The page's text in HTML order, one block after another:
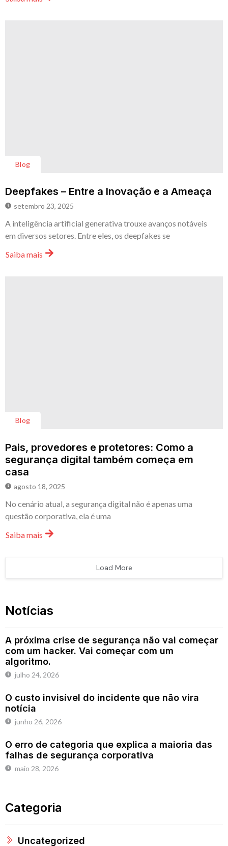
Blog
Deepfakes – Entre a Inovação e a Ameaça
setembro 23, 2025
A inteligência artificial generativa trouxe avanços notáveis
em diversos setores. Entre eles, os deepfakes se
Saiba mais
Blog
Pais, provedores e protetores: Como a
segurança digital também começa em
casa
agosto 18, 2025
No cenário atual, a segurança digital não é apenas uma
questão corporativa, ela é uma
Saiba mais
Load More
Notícias
A próxima crise de segurança não vai começar
com um hacker. Vai começar com um
algoritmo.
julho 24, 2026
O custo invisível do incidente que não vira
notícia
junho 26, 2026
O erro de categoria que explica a maioria das
falhas de segurança corporativa
maio 28, 2026
Categoria
Uncategorized